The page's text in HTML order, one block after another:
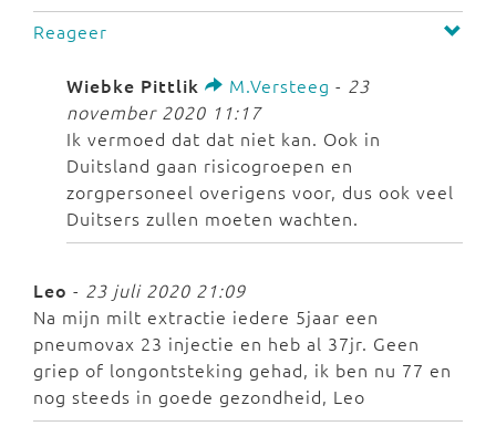
Reageer
Wiebke Pittlik M.Versteeg - 23
november 2020 11:17
Ik vermoed dat dat niet kan. Ook in
Duitsland gaan risicogroepen en
zorgpersoneel overigens voor, dus ook veel
Duitsers zullen moeten wachten.
Leo - 23 juli 2020 21:09
Na mijn milt extractie iedere 5jaar een
pneumovax 23 injectie en heb al 37jr. Geen
griep of longontsteking gehad, ik ben nu 77 en
nog steeds in goede gezondheid, Leo